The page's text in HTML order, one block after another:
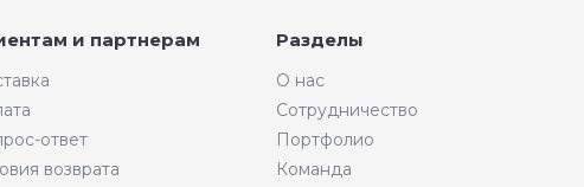
и партнерам
ответ
возврата
Разделы
О нас
Сотрудничество
Портфолио
Команда